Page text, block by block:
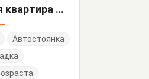
1-комнатная квартира Медовая 56
Автостоянка